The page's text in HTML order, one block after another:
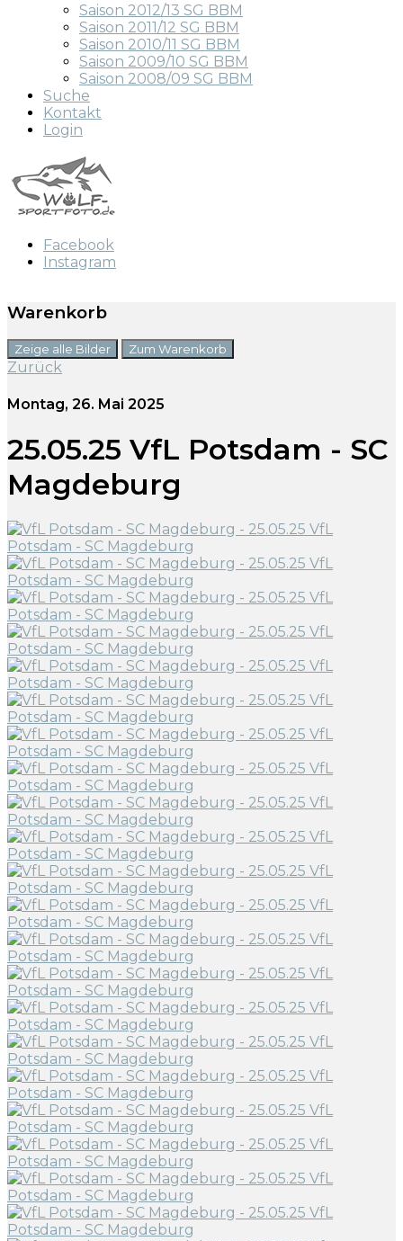
Saison 2012/13 SG BBM
Saison 2011/12 SG BBM
Saison 2010/11 SG BBM
Saison 2009/10 SG BBM
Saison 2008/09 SG BBM
Suche
Kontakt
Login
Facebook
Instagram
Warenkorb
Zeige alle Bilder Zum Warenkorb
Zurück
Montag, 26. Mai 2025
25.05.25 VfL Potsdam - SC
Magdeburg